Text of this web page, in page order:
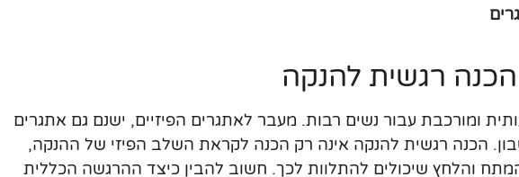
רגשית להנקה
ומורכבת עבור נשים רבות. מעבר לאתגרים הפיזיים, ישנם גם אתגרים
הכנה רגשית להנקה אינה רק הכנה לקראת השלב הפיזי של ההנקה,
והלחץ שיכולים להתלוות לכך. חשוב להבין כיצד ההרגשה הכללית